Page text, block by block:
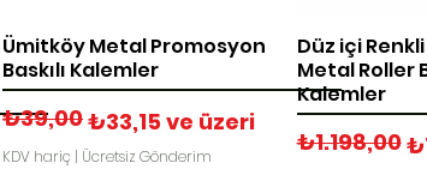
Hızlı Bakış
Ümitköy Metal Promosyon
Baskılı Kalemler
Normal Fiyat
₺39,00₺33,15ve üzeri
İndirimli Fiyat
KDV hariç | Ücretsiz Gönderim
Düz içi
Metal Roller
Kalemler
Normal
₺1.198,00
İndirimli